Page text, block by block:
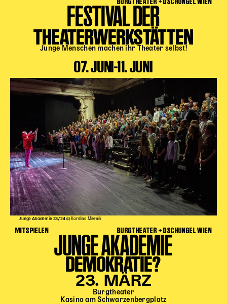
FESTIVAL DER
THEATERWERKSTÄTTEN
Junge Menschen machen ihr Theater selbst!
07. JUNI-11. JUNI
Junge Akademie 23/24 (c) Karolina Miernik
MITSPIELEN BURGTHEATER + DSCHUNGEL WIEN
JUNGE AKADEMIE
DEMOKRATIE?
23. MÄRZ
Burgtheater
Kasino am Schwarzenbergplatz